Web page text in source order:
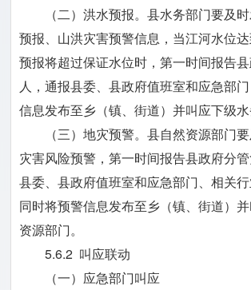
（二）洪水预报。县水务部门要及
预报、山洪灾害预警信息，当江河水位
预报将超过保证水位时，第一时间报告
人，通报县委、县政府值班室和应急部
信息发布至乡（镇、街道）并叫应下级水
（三）地灾预警。县自然资源部门
灾害风险预警，第一时间报告县政府分
县委、县政府值班室和应急部门、相关行
同时将预警信息发布至乡（镇、街道）
资源部门。
5.6.2 叫应联动
（一）应急部门叫应